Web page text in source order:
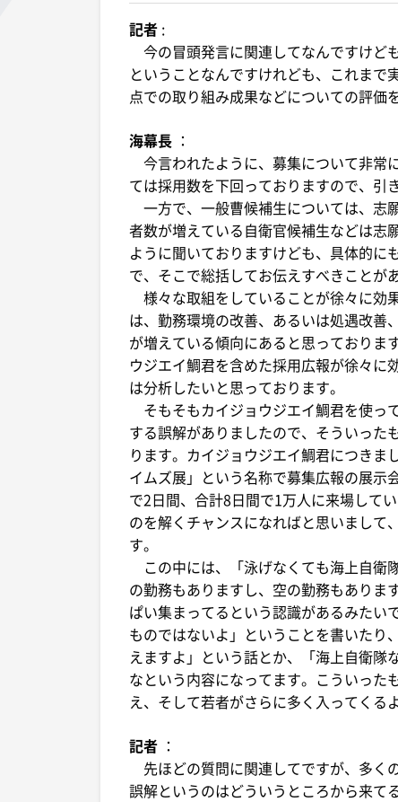
記者 :
今の冒頭発言に関連してなんですけど
ということなんですけれども、これま
点での取り組み成果などについての評価
海幕長 ：
今言われたように、募集について非常
ては採用数を下回っておりますので、引
一方で、一般曹候補生については、志
者数が増えている自衛官候補生などは志
ように聞いておりますけども、具体的に
で、そこで総括してお伝えすべきことが
様々な取組をしていることが徐々に効
は、勤務環境の改善、あるいは処遇改善
が増えている傾向にあると思っておりま
ウジエイ鯛君を含めた採用広報が徐々に
は分析したいと思っております。
そもそもカイジョウジエイ鯛君を使っ
する誤解がありましたので、そういった
ります。カイジョウジエイ鯛君につきま
イムズ展」という名称で募集広報の展示
で2日間、合計8日間で1万人に来場して
のを解くチャンスになればと思いまして
す。
この中には、「泳げなくても海上自衛
の勤務もありますし、空の勤務もありま
ぱい集まってるという認識があるみたい
ものではないよ」ということを書いたり
えますよ」という話とか、「海上自衛
なという内容になってます。こういった
え、そして若者がさらに多く入ってくる
記者 ：
先ほどの質問に関連してですが、多く
誤解というのはどういうところから来て